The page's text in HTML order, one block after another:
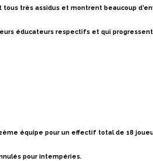
très assidus et montrent beaucoup
éducateurs respectifs et qui
équipe pour un effectif total de 18
pour intempéries.